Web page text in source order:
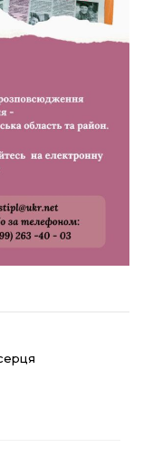
на полях ПП
честь